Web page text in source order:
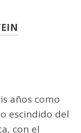
años como
escindido del
con el